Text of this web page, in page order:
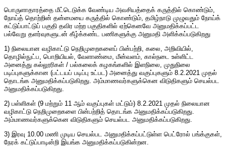
பொருளாதாரத்தை மீட்டெடுக்க வேண்டிய அவசியத்தைக் கருத்தில் கொண்டும்,
நோய்த் தொற்றின் தன்மையை கருத்தில் கொண்டும், தமிழ்நாடு முழுவதும் நோய்க்
கட்டுப்பாட்டுப் பகுதி தவிர மற்ற பகுதிகளில் ஏற்கெனவே அனுமதிக்கப்பட்ட
பல்வேறு தளர்வுகளுடன் கீழ்க்கண்ட பணிகளுக்கு அனுமதி அளிக்கப்படுகிறது
1) நிலையான வழிகாட்டு நெறிமுறைகளைப் பின்பற்றி, கலை, அறிவியில்,
தொழில்நுட்ப, பொறியியல், வேளாண்மை, மீன்வளம், கால்நடை உள்ளிட்ட
அனைத்து கல்லூரிகள் / பல்கலைக் கழகங்களில் இளநிலை, முதுநிலை
படிப்புகளுக்கான (பட்டயப் படிப்பு உட்பட) அனைத்து வகுப்புகளும் 8.2.2021 முதல்
தொடங்க அனுமதிக்கப்படுகிறது. அம்மாணவர்களுக்கென விடுதிகளும் செயல்பட
அனுமதிக்கப்படுகிறது.
2) பள்ளிகள் (9 மற்றும் 11 ஆம் வகுப்புகள் மட்டும்) 8.2.2021 முதல் நிலையான
வழிகாட்டு நெறிமுறைகளை பின்பற்றித் தொடங்க அனுமதிக்கப்படுகிறது.
அம்மாணவர்களுக்கென விடுதிகளும் செயல்பட அனுமதிக்கப்படுகிறது.
3) இரவு 10.00 மணி முடிய செயல்பட அனுமதிக்கப்பட்டுள்ள பெட்ரோல் பங்க்குகள்,
நேரக் கட்டுப்பாடின்றி இயங்க அனுமதிக்கப்படுகின்றன.